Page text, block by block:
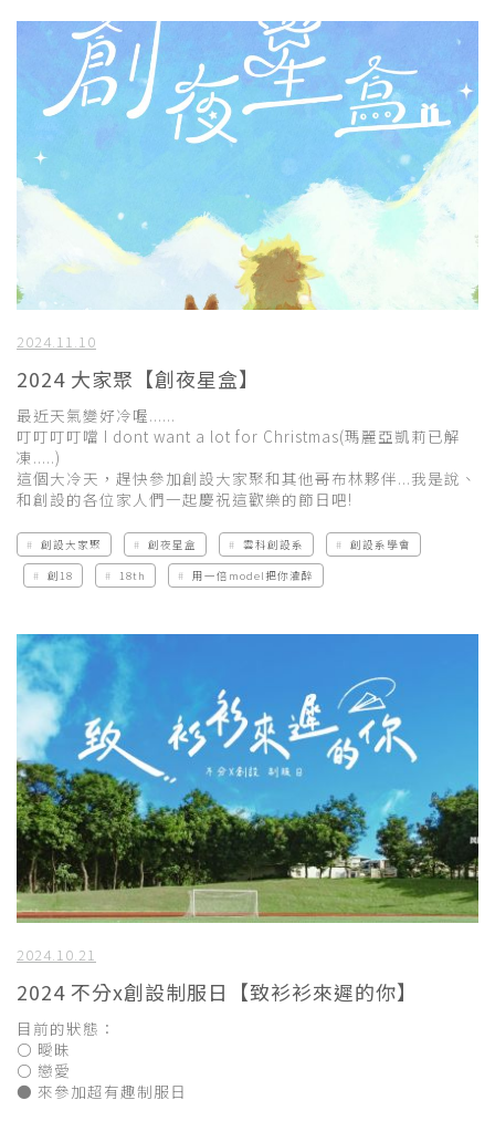
2024.11.10
2024 大家聚【創夜星盒】
最近天氣變好冷喔......
叮叮叮叮噹 I dont want a lot for Christmas(瑪麗亞凱莉已解
凍.....)
這個大冷天，趕快參加創設大家聚和其他哥布林夥伴...我是說、
和創設的各位家人們一起慶祝這歡樂的節日吧!
創設大家聚 創夜星盒 雲科創設系
創設系學會
創18
18th 用一倍model把你灌醉
2024.10.21
2024 不分x創設制服日【致衫衫來遲的你】
目前的狀態：
〇 曖昧
〇 戀愛
● 來參加超有趣制服日